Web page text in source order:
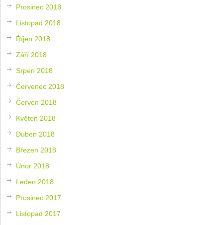
Prosinec 2018
Listopad 2018
Říjen 2018
Září 2018
Srpen 2018
Červenec 2018
Červen 2018
Květen 2018
Duben 2018
Březen 2018
Únor 2018
Leden 2018
Prosinec 2017
Listopad 2017